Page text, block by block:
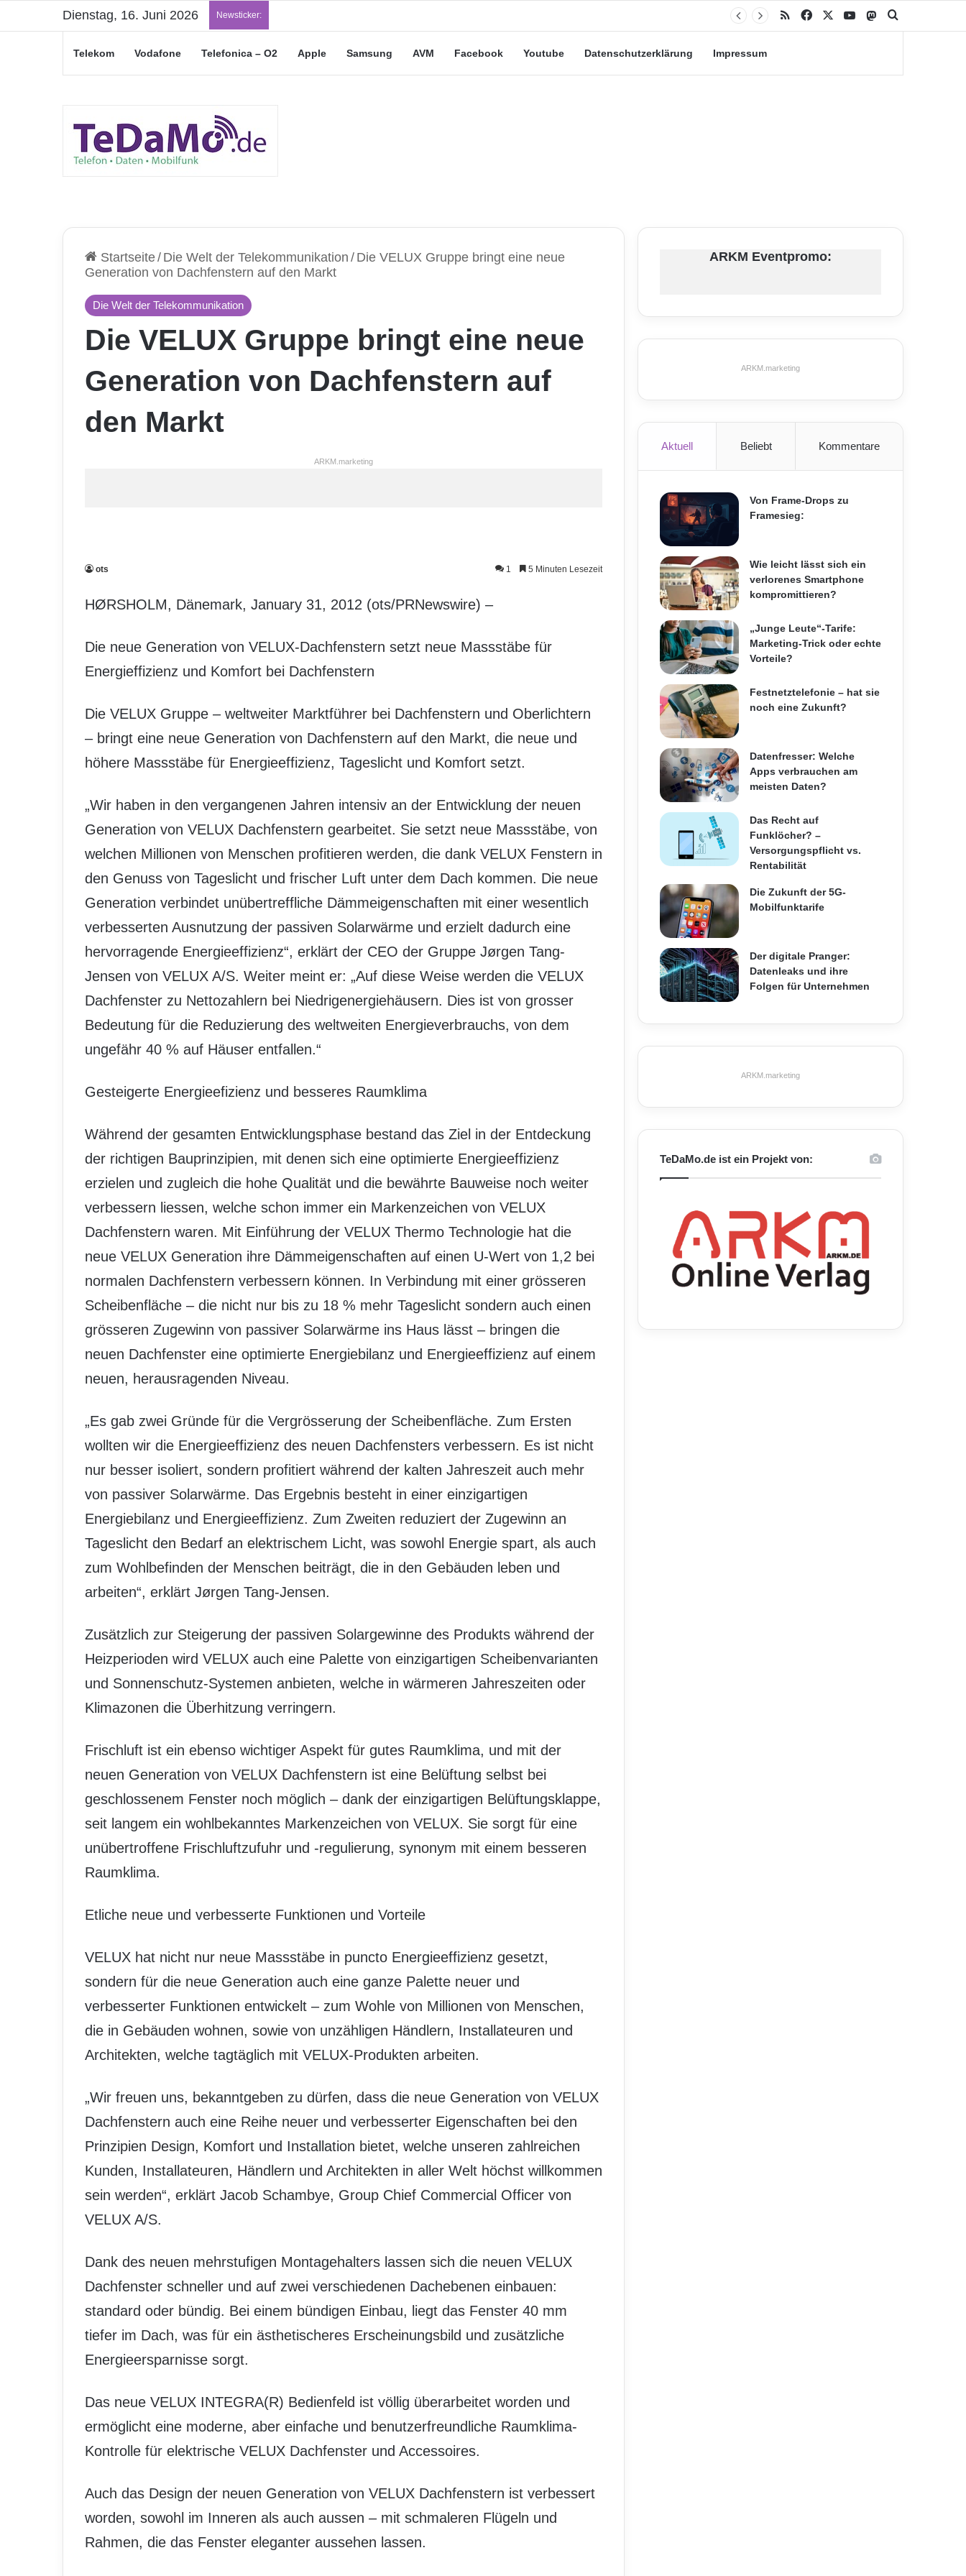
Dienstag, 16. Juni 2026 Newsticker: RSS Facebook YouTubeMastodon
Telekom Vodafone Telefonica – O2 Apple Samsung AVM Facebook Youtube Datenschutzerklärung Impressum
Startseite/ Die Welt der Telekommunikation / Die VELUX Gruppe bringt eine neue
Generation von Dachfenstern auf den Markt
Die Welt der Telekommunikation
Die VELUX Gruppe bringt eine neue
Generation von Dachfenstern auf
den Markt
ARKM.marketing
ots 1 5 Minuten Lesezeit
HØRSHOLM, Dänemark, January 31, 2012 (ots/PRNewswire) –
Die neue Generation von VELUX-Dachfenstern setzt neue Massstäbe für
Energieffizienz und Komfort bei Dachfenstern
Die VELUX Gruppe – weltweiter Marktführer bei Dachfenstern und Oberlichtern
– bringt eine neue Generation von Dachfenstern auf den Markt, die neue und
höhere Massstäbe für Energieeffizienz, Tageslicht und Komfort setzt.
„Wir haben in den vergangenen Jahren intensiv an der Entwicklung der neuen
Generation von VELUX Dachfenstern gearbeitet. Sie setzt neue Massstäbe, von
welchen Millionen von Menschen profitieren werden, die dank VELUX Fenstern in
den Genuss von Tageslicht und frischer Luft unter dem Dach kommen. Die neue
Generation verbindet unübertreffliche Dämmeigenschaften mit einer wesentlich
verbesserten Ausnutzung der passiven Solarwärme und erzielt dadurch eine
hervorragende Energieeffizienz“, erklärt der CEO der Gruppe Jørgen Tang-
Jensen von VELUX A/S. Weiter meint er: „Auf diese Weise werden die VELUX
Dachfenster zu Nettozahlern bei Niedrigenergiehäusern. Dies ist von grosser
Bedeutung für die Reduzierung des weltweiten Energieverbrauchs, von dem
ungefähr 40 % auf Häuser entfallen.“
Gesteigerte Energieefizienz und besseres Raumklima
Während der gesamten Entwicklungsphase bestand das Ziel in der Entdeckung
der richtigen Bauprinzipien, mit denen sich eine optimierte Energieeffizienz
erzielen und zugleich die hohe Qualität und die bewährte Bauweise noch weiter
verbessern liessen, welche schon immer ein Markenzeichen von VELUX
Dachfenstern waren. Mit Einführung der VELUX Thermo Technologie hat die
neue VELUX Generation ihre Dämmeigenschaften auf einen U-Wert von 1,2 bei
normalen Dachfenstern verbessern können. In Verbindung mit einer grösseren
Scheibenfläche – die nicht nur bis zu 18 % mehr Tageslicht sondern auch einen
grösseren Zugewinn von passiver Solarwärme ins Haus lässt – bringen die
neuen Dachfenster eine optimierte Energiebilanz und Energieeffizienz auf einem
neuen, herausragenden Niveau.
„Es gab zwei Gründe für die Vergrösserung der Scheibenfläche. Zum Ersten
wollten wir die Energieeffizienz des neuen Dachfensters verbessern. Es ist nicht
nur besser isoliert, sondern profitiert während der kalten Jahreszeit auch mehr
von passiver Solarwärme. Das Ergebnis besteht in einer einzigartigen
Energiebilanz und Energieeffizienz. Zum Zweiten reduziert der Zugewinn an
Tageslicht den Bedarf an elektrischem Licht, was sowohl Energie spart, als auch
zum Wohlbefinden der Menschen beiträgt, die in den Gebäuden leben und
arbeiten“, erklärt Jørgen Tang-Jensen.
Zusätzlich zur Steigerung der passiven Solargewinne des Produkts während der
Heizperioden wird VELUX auch eine Palette von einzigartigen Scheibenvarianten
und Sonnenschutz-Systemen anbieten, welche in wärmeren Jahreszeiten oder
Klimazonen die Überhitzung verringern.
Frischluft ist ein ebenso wichtiger Aspekt für gutes Raumklima, und mit der
neuen Generation von VELUX Dachfenstern ist eine Belüftung selbst bei
geschlossenem Fenster noch möglich – dank der einzigartigen Belüftungsklappe,
seit langem ein wohlbekanntes Markenzeichen von VELUX. Sie sorgt für eine
unübertroffene Frischluftzufuhr und -regulierung, synonym mit einem besseren
Raumklima.
Etliche neue und verbesserte Funktionen und Vorteile
VELUX hat nicht nur neue Massstäbe in puncto Energieeffizienz gesetzt,
sondern für die neue Generation auch eine ganze Palette neuer und
verbesserter Funktionen entwickelt – zum Wohle von Millionen von Menschen,
die in Gebäuden wohnen, sowie von unzähligen Händlern, Installateuren und
Architekten, welche tagtäglich mit VELUX-Produkten arbeiten.
„Wir freuen uns, bekanntgeben zu dürfen, dass die neue Generation von VELUX
Dachfenstern auch eine Reihe neuer und verbesserter Eigenschaften bei den
Prinzipien Design, Komfort und Installation bietet, welche unseren zahlreichen
Kunden, Installateuren, Händlern und Architekten in aller Welt höchst willkommen
sein werden“, erklärt Jacob Schambye, Group Chief Commercial Officer von
VELUX A/S.
Dank des neuen mehrstufigen Montagehalters lassen sich die neuen VELUX
Dachfenster schneller und auf zwei verschiedenen Dachebenen einbauen:
standard oder bündig. Bei einem bündigen Einbau, liegt das Fenster 40 mm
tiefer im Dach, was für ein ästhetischeres Erscheinungsbild und zusätzliche
Energieersparnisse sorgt.
Das neue VELUX INTEGRA(R) Bedienfeld ist völlig überarbeitet worden und
ermöglicht eine moderne, aber einfache und benutzerfreundliche Raumklima-
Kontrolle für elektrische VELUX Dachfenster und Accessoires.
Auch das Design der neuen Generation von VELUX Dachfenstern ist verbessert
worden, sowohl im Inneren als auch aussen – mit schmaleren Flügeln und
Rahmen, die das Fenster eleganter aussehen lassen.
ARKM Eventpromo:
ARKM.marketing
Aktuell Beliebt Kommentare
Von Frame-Drops zu
Framesieg:
Wie leicht lässt sich ein
verlorenes Smartphone
kompromittieren?
„Junge Leute“-Tarife:
Marketing-Trick oder echte
Vorteile?
Festnetztelefonie – hat sie
noch eine Zukunft?
Datenfresser: Welche
Apps verbrauchen am
meisten Daten?
Das Recht auf
Funklöcher? –
Versorgungspflicht vs.
Rentabilität
Die Zukunft der 5G-
Mobilfunktarife
Der digitale Pranger:
Datenleaks und ihre
Folgen für Unternehmen
ARKM.marketing
TeDaMo.de ist ein Projekt von: